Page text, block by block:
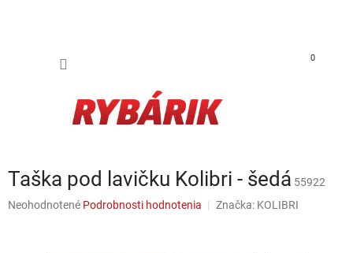
0
Taška pod lavičku Kolibri - šedá 55922
Priemerné hodnotenie produktu je 0,0 z 5 hviezdičiek.
Neohodnotené Podrobnosti hodnotenia Značka: KOLIBRI